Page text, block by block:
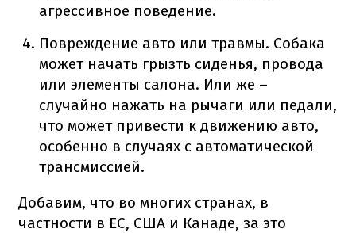
агрессивное поведение.
Повреждение авто или травмы. Собака
может начать грызть сиденья, провода
или элементы салона. Или же –
случайно нажать на рычаги или педали,
что может привести к движению авто,
особенно в случаях с автоматической
трансмиссией.
Добавим, что во многих странах, в
частности в ЕС, США и Канаде, за это